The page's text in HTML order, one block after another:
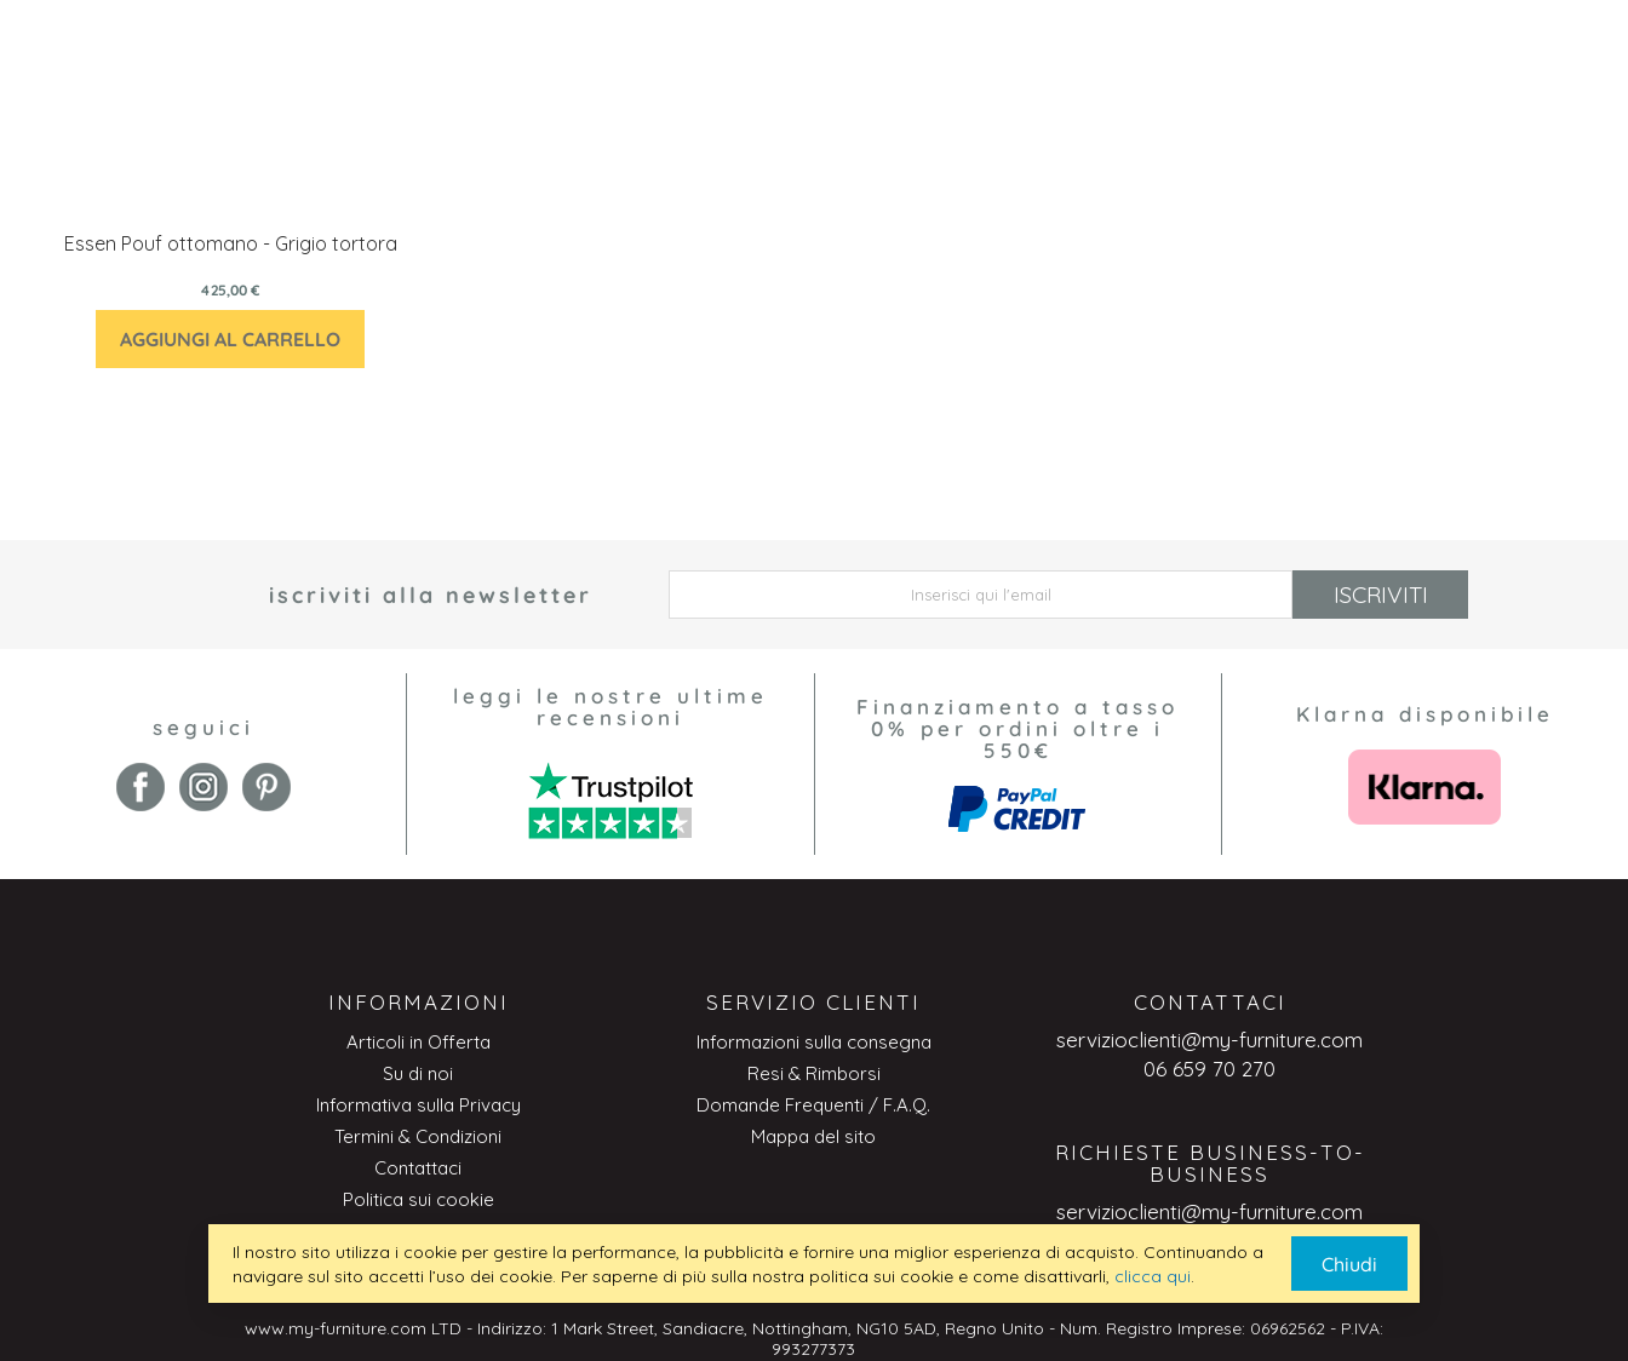
Essen Pouf ottomano - Grigio tortora
425,00 €
AGGIUNGI AL CARRELLO
iscriviti alla newsletter ISCRIVITI
seguici
leggi le nostre ultime
recensioni
Finanziamento a tasso
0% per ordini oltre i
550€
Klarna disponibile
INFORMAZIONI
Articoli in Offerta
Su di noi
Informativa sulla Privacy
Termini & Condizioni
Contattaci
Politica sui cookie
Professionale
SERVIZIO CLIENTI
Informazioni sulla consegna
Resi & Rimborsi
Domande Frequenti / F.A.Q.
Mappa del sito
CONTATTACI
servizioclienti@my-furniture.com
06 659 70 270
RICHIESTE BUSINESS-TO-
BUSINESS
servizioclienti@my-furniture.com
www.my-furniture.com LTD - Indirizzo: 1 Mark Street, Sandiacre, Nottingham, NG10 5AD, Regno Unito - Num. Registro Imprese: 06962562 - P.IVA:
993277373
Il nostro sito utilizza i cookie per gestire la performance, la pubblicità e fornire una miglior esperienza di acquisto. Continuando a
navigare sul sito accetti l’uso dei cookie. Per saperne di più sulla nostra politica sui cookie e come disattivarli, clicca qui Chiudi